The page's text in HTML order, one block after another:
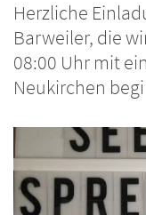
Herzliche
Barweiler, die
08:00 Uhr mit
Neukirchen